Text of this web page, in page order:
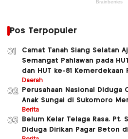
Pos Terpopuler
01
Camat Tanah Siang Selatan
Semangat Pahlawan pada
dan HUT ke-81 Kemerdekaan
Daerah
02
Perusahaan Nasional Diduga
Anak Sungai di Sukomoro
Berita
03
Belum Kelar Telaga Rasa, Pt.
Diduga Dirikan Pagar Beton